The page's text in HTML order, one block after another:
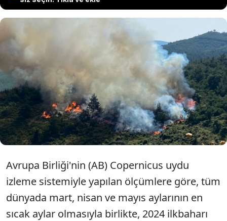
Haziran ayında Türkiye'yi etkisi altına alan
rekor sıcaklıklar orman yangınlarına da
yansıdı. Orman Genel Müdürlüğü verilerine
göre, bu yıl haziran ayında geçen yıla göre
yaklaşık 5 kat daha fazla orman yangını
meydana geldi.
Avrupa Birliği'nin (AB) Copernicus uydu
izleme sistemiyle yapılan ölçümlere göre, tüm
dünyada mart, nisan ve mayıs aylarının en
sıcak aylar olmasıyla birlikte, 2024 ilkbaharı